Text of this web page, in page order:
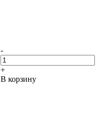
-
+
В корзину